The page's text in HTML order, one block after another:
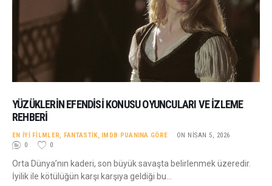
YÜZÜKLERIN EFENDISI KONUSU OYUNCULARI VE İZLEME
REHBERI
EN İYI FILMLER, FANTASTIK, IMDB PUANINA GÖRE
ON NISAN 5, 2026
0
0
Orta Dünya’nın kaderi, son büyük savaşta belirlenmek üzeredir.
İyilik ile kötülüğün karşı karşıya geldiği bu…